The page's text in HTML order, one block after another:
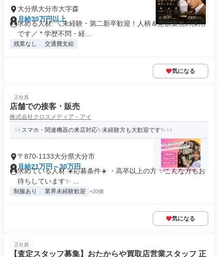
大分県大分市大字森
月給30万円以上
求める人材: ＼未経験・第二新卒歓迎！人柄＆意欲重視の採用
です／ * 学歴不問・経...
残業なし 交通費支給
気になる
正社員
店舗での接客・販売
株式会社クロスメディア－アイ
スマホ・関連機器の来店対応✨未経験方も大歓迎です✨
〒870-1133大分県大分市
月給21万円～30万円
求めている人材 ☀️応募条件☀️ ・高卒以上の方 ✨こんな方もお
待ちしています✨ ...
制服あり 業界未経験歓迎 +20個
気になる
正社員
【査定スタッフ募集】おたからや買取店営業スタッフ 正